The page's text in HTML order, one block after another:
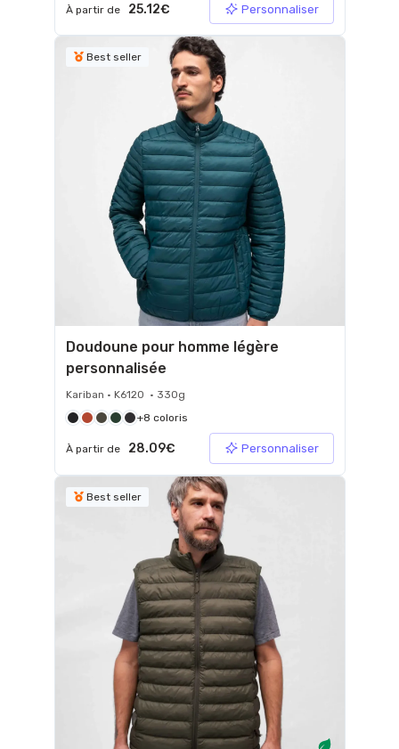
À partir de 25.12€ Personnaliser
Best seller
Doudoune pour homme légère
personnalisée
Kariban • K6120 • 330g
+8 coloris
À partir de 28.09€ Personnaliser
Best seller